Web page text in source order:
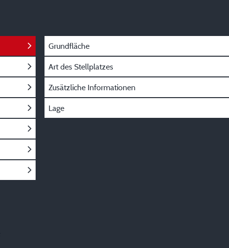
Grundfläche
Art des Stellplatzes
Zusätzliche Informationen
Lage